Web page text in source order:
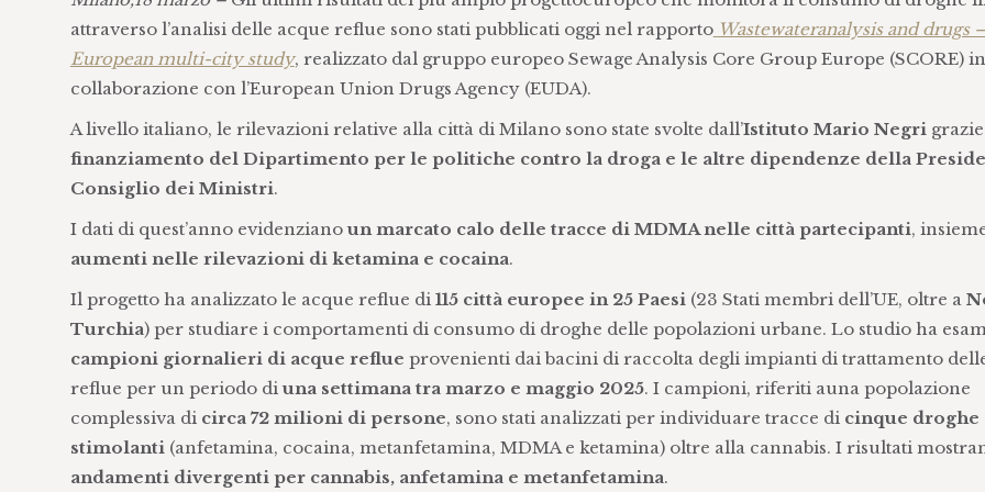
attraverso l’analisi delle acque reflue sono stati pubblicati oggi nel rapporto Wastewateranalysis and drugs
European multi-city study, realizzato dal gruppo europeo Sewage Analysis Core Group Europe (SCORE) in
collaborazione con l’European Union Drugs Agency (EUDA).
A livello italiano, le rilevazioni relative alla città di Milano sono state svolte dall’Istituto Mario Negri
finanziamento del Dipartimento per le politiche contro la droga e le altre dipendenze della
Consiglio dei Ministri.
I dati di quest’anno evidenzianoun marcato calo delle tracce di MDMA nelle città partecipanti,
aumenti nelle rilevazioni di ketamina e cocaina.
Il progetto ha analizzato le acque reflue di 115 città europee in 25 Paesi(23 Stati membri dell’UE, oltre a
Turchia) per studiare i comportamenti di consumo di droghe delle popolazioni urbane. Lo studio ha
campioni giornalieri di acque reflue provenienti dai bacini di raccolta degli impianti di trattamento
reflue per un periodo diuna settimana tra marzo e maggio 2025. I campioni, riferiti auna popolazione
complessiva di circa 72 milioni di persone, sono stati analizzati per individuare tracce di cinque droghe
stimolanti(anfetamina, cocaina, metanfetamina, MDMA e ketamina) oltre alla cannabis. I risultati
andamenti divergenti per cannabis, anfetamina e metanfetamina.